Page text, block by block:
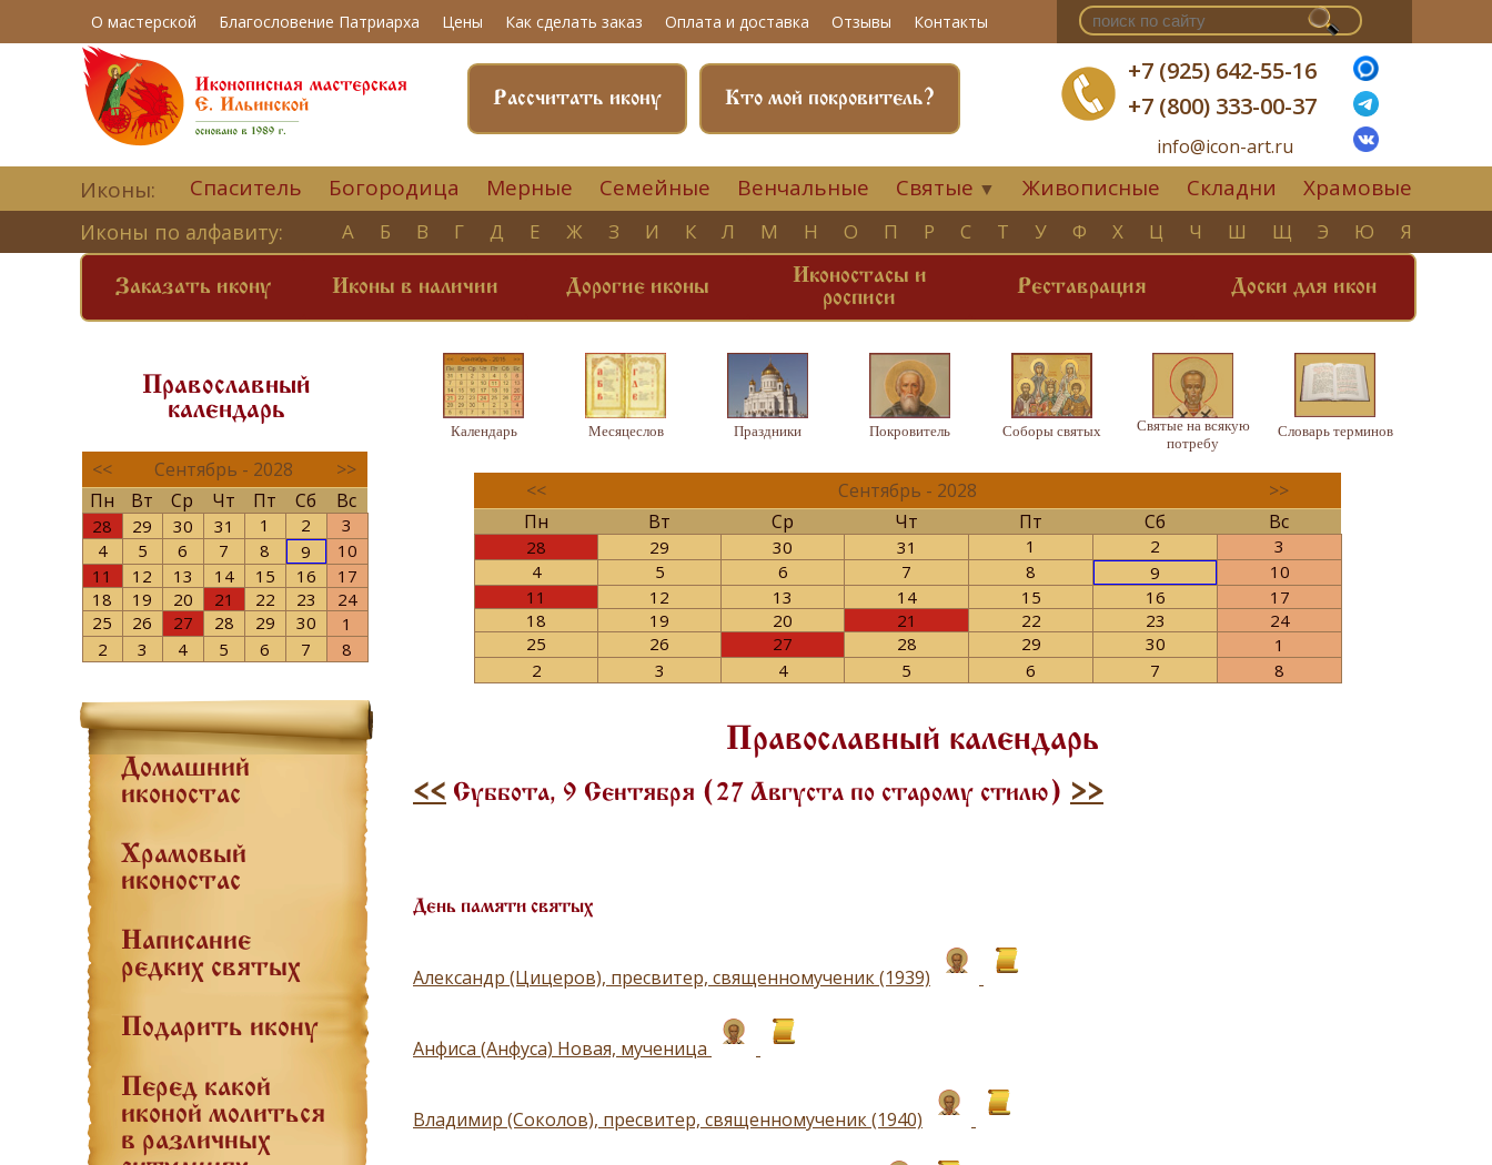
О мастерской Благословение Патриарха Цены Как сделать заказ Оплата и доставка Отзывы Контакты
+7 (925) 642-55-16
+7 (800) 333-00-37
info@icon-art.ru
Кто мой покровитель?
Рассчитать икону
Иконы: Спаситель Богородица Мерные Семейные Венчальные Святые ▼ Живописные Складни Храмовые
Иконы по алфавиту: А Б В Г Д Е Ж З И К Л М Н О П Р С Т У Ф Х Ц Ч Ш Щ Э Ю Я
Заказать икону Иконы в наличии Дорогие иконы
Иконостасы и
росписи
Реставрация Доски для икон
Православный
календарь
<< Сентябрь - 2028
>>
Пн
Вт Ср Чт Пт Сб Вс
28 29 30 31 1 2
3
4
5 6 7 8 9
10
11
12 13 14 15 16
17
18
19 20 21 22 23
24
25
26 27 28 29 30
1
2
3 4 5 6 7 8
Домашний
иконостас
Храмовый
иконостас
Написание
редких святых
Подарить икону
Перед какой
иконой молиться
в различных
Календарь Месяцеслов Праздники Покровитель Соборы святых
Святые на всякую
потребу
Словарь терминов
<< Сентябрь - 2028
>>
Пн
Вт Ср Чт Пт Сб Вс
28 29 30 31 1 2
3
4
5 6 7 8 9
10
11
12 13 14 15 16
17
18
19 20 21 22 23
24
25
26 27 28 29 30
1
2
3 4 5 6 7 8
Православный календарь
<< Суббота, 9 Сентября (27 Августа по старому стилю) >>
День памяти святых
Александр (Цицеров), пресвитер, священномученик (1939)
Анфиса (Анфуса) Новая, мученица
Владимир (Соколов), пресвитер, священномученик (1940)